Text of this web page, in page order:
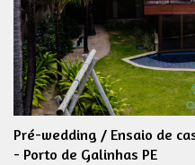
Pré-wedding / Ensaio de
- Porto de Galinhas PE